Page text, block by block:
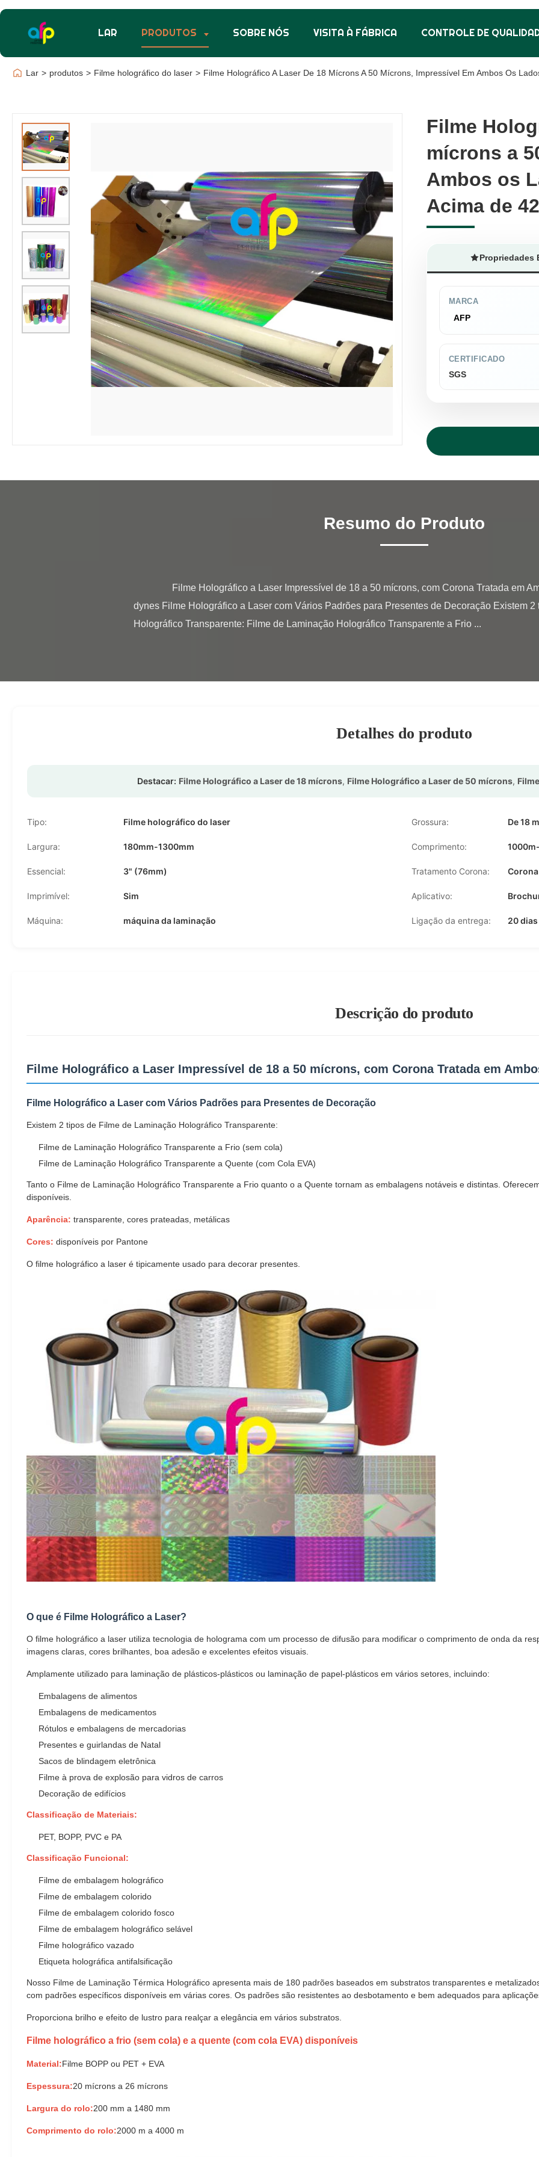
LAR PRODUTOS SOBRE NÓS VISITA À FÁBRICA CONTROLE DE
Lar > produtos > Filme holográfico do laser > Filme Holográfico A Laser De 18 Mícrons A 50 Mícrons, Impressível Em Ambos Os
Filme
mícrons a
Ambos os
Acima de
Filme
mícrons a
Ambos os
Acima de
Propriedades
MARCA
AFP
CERTIFICADO
SGS
Resumo do Produto
dynes Filme Holográfico a Laser com Vários Padrões para Presentes de Decoração Existem
Holográfico Transparente: Filme de Laminação Holográfico Transparente a Frio ...
Detalhes do produto
Destacar: Filme Holográfico a Laser de 18 mícrons, Filme Holográfico a Laser de 50 mícrons,
Tipo: Filme holográfico do laser Grossura: De 18
Largura: 180mm-1300mm Comprimento:
Essencial: 3" (76mm) Tratamento Corona:
Imprimível: Sim Aplicativo:
Máquina: máquina da laminação Ligação da entrega: 20 dias
Descrição do produto
Filme Holográfico a Laser Impressível de 18 a 50 mícrons, com Corona Tratada em
Filme Holográfico a Laser com Vários Padrões para Presentes de Decoração
Existem 2 tipos de Filme de Laminação Holográfico Transparente:
Filme de Laminação Holográfico Transparente a Frio (sem cola)
Filme de Laminação Holográfico Transparente a Quente (com Cola EVA)
Tanto o Filme de Laminação Holográfico Transparente a Frio quanto o a Quente tornam as embalagens notáveis e distintas.
disponíveis.
Aparência: transparente, cores prateadas, metálicas
Cores: disponíveis por Pantone
O filme holográfico a laser é tipicamente usado para decorar presentes.
O que é Filme Holográfico a Laser?
O filme holográfico a laser utiliza tecnologia de holograma com um processo de difusão para modificar o comprimento de onda da
imagens claras, cores brilhantes, boa adesão e excelentes efeitos visuais.
Amplamente utilizado para laminação de plásticos-plásticos ou laminação de papel-plásticos em vários setores, incluindo:
Embalagens de alimentos
Embalagens de medicamentos
Rótulos e embalagens de mercadorias
Presentes e guirlandas de Natal
Sacos de blindagem eletrônica
Filme à prova de explosão para vidros de carros
Decoração de edifícios
Classificação de Materiais:
PET, BOPP, PVC e PA
Classificação Funcional:
Filme de embalagem holográfico
Filme de embalagem colorido
Filme de embalagem colorido fosco
Filme de embalagem holográfico selável
Filme holográfico vazado
Etiqueta holográfica antifalsificação
Nosso Filme de Laminação Térmica Holográfico apresenta mais de 180 padrões baseados em substratos transparentes e
com padrões específicos disponíveis em várias cores. Os padrões são resistentes ao desbotamento e bem adequados para
Proporciona brilho e efeito de lustro para realçar a elegância em vários substratos.
Filme holográfico a frio (sem cola) e a quente (com cola EVA) disponíveis
Material:Filme BOPP ou PET + EVA
Espessura:20 mícrons a 26 mícrons
Largura do rolo:200 mm a 1480 mm
Comprimento do rolo:2000 m a 4000 m